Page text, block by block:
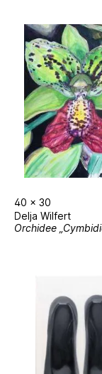
40 x 30
Delja Wilfert